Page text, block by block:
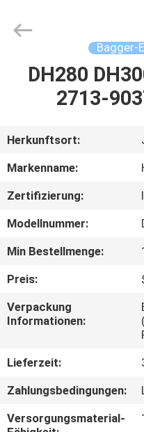
HAUS
ÜBER
UNS
FABRIK-
AUSFLUG
SIE
MIT
UNS
Parts
Co.,Ltd.
Bagger-
DH280
2713-
Herkunftsort:
Markenname:
Zertifizierung:
Modellnummer:
Min Bestellmenge:
Preis:
Verpackung
Informationen:
Lieferzeit:
Zahlungsbedingungen:
Versorgungsmaterial-